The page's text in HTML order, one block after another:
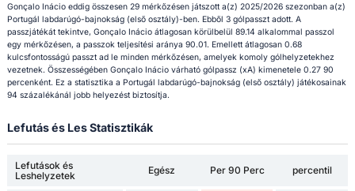
Gonçalo Inácio eddig összesen 29 mérkőzésen játszott a(z) 2025/2026 szezonban a(z)
Portugál labdarúgó-bajnokság (első osztály)-ben. Ebből 3 gólpasszt adott. A
passzjátékát tekintve, Gonçalo Inácio átlagosan körülbelül 89.14 alkalommal passzol
egy mérkőzésen, a passzok teljesítési aránya 90.01. Emellett átlagosan 0.68
kulcsfontosságú passzt ad le minden mérkőzésen, amelyek komoly gólhelyzetekhez
vezetnek. Összességében Gonçalo Inácio várható gólpassz (xA) kimenetele 0.27 90
percenként. Ez a statisztika a Portugál labdarúgó-bajnokság (első osztály) játékosainak
94 százalékánál jobb helyezést biztosítja.
Lefutás és Les Statisztikák
Lefutások és
Leshelyzetek
Egész Per 90 Perc percentil